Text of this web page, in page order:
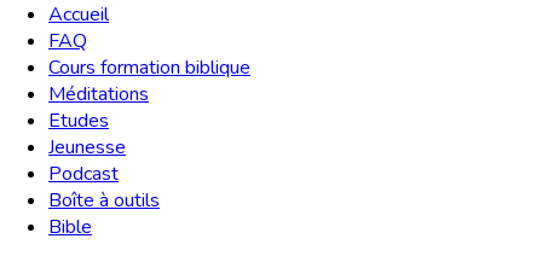
Accueil
FAQ
Cours formation biblique
Méditations
Etudes
Jeunesse
Podcast
Boîte à outils
Bible